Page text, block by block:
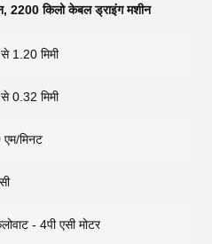
, 2200 किलो केबल ड्राइंग मशीन
1.20 मिमी
0.32 मिमी
मिनट
- 4पी एसी मोटर